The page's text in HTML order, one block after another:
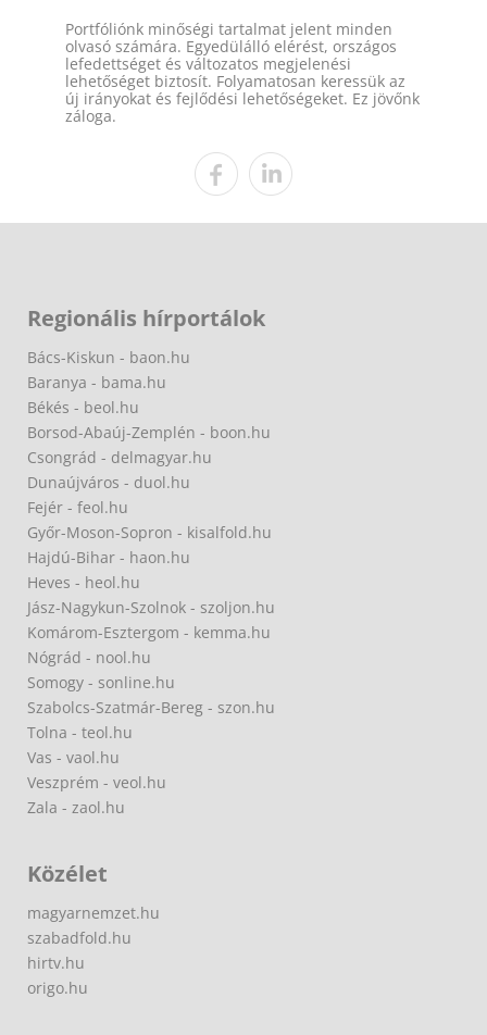
Portfóliónk minőségi tartalmat jelent minden
olvasó számára. Egyedülálló elérést, országos
lefedettséget és változatos megjelenési
lehetőséget biztosít. Folyamatosan keressük az
új irányokat és fejlődési lehetőségeket. Ez jövőnk
záloga.
Regionális hírportálok
Bács-Kiskun - baon.hu
Baranya - bama.hu
Békés - beol.hu
Borsod-Abaúj-Zemplén - boon.hu
Csongrád - delmagyar.hu
Dunaújváros - duol.hu
Fejér - feol.hu
Győr-Moson-Sopron - kisalfold.hu
Hajdú-Bihar - haon.hu
Heves - heol.hu
Jász-Nagykun-Szolnok - szoljon.hu
Komárom-Esztergom - kemma.hu
Nógrád - nool.hu
Somogy - sonline.hu
Szabolcs-Szatmár-Bereg - szon.hu
Tolna - teol.hu
Vas - vaol.hu
Veszprém - veol.hu
Zala - zaol.hu
Közélet
magyarnemzet.hu
szabadfold.hu
hirtv.hu
origo.hu